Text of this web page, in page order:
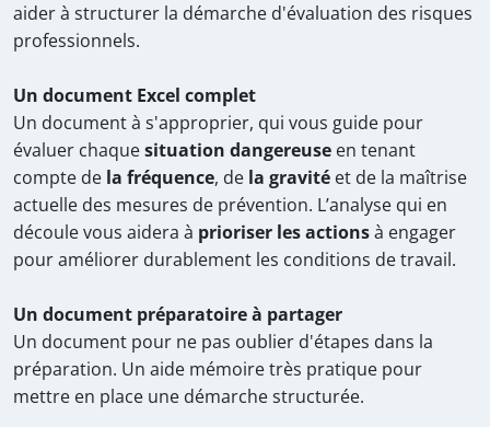
aider à structurer la démarche d'évaluation des risques
professionnels.
Un document Excel complet
Un document à s'approprier, qui vous guide pour
évaluer chaquesituation dangereuse en tenant
compte de la fréquence, de la gravité et de la maîtrise
actuelle des mesures de prévention. L’analyse qui en
découle vous aidera à prioriser les actionsà engager
pour améliorer durablement les conditions de travail.
Un document préparatoire à partager
Un document pour ne pas oublier d'étapes dans la
préparation. Un aide mémoire très pratique pour
mettre en place une démarche structurée.